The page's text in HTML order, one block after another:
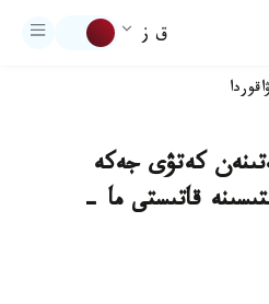
ق ز
اقوردا
كەتۋى جەكە
قاتىستى ما -